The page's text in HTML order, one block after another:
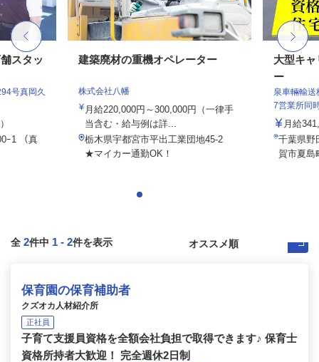
スタッ
号真岡久
ｰ1 （真
建築廃材の重機オペレーター
株式会社八幡
月給220,000円～300,000円（一律手
当含む・給与例は詳...
栃木県宇都宮市平出工業団地45-2
★マイカー通勤OK！
大型キ
ー
泉車輛輸
7営業所同
月給
千葉県野
賀市夏島
全 2件中 1 - 2件を表示
保育園の保育補助者
クズオカ人材紹介所
正社員
子育て支援員資格を全額会社負担で取得できます♪ 保育士
資格所持者大歓迎！ 完全週休2日制